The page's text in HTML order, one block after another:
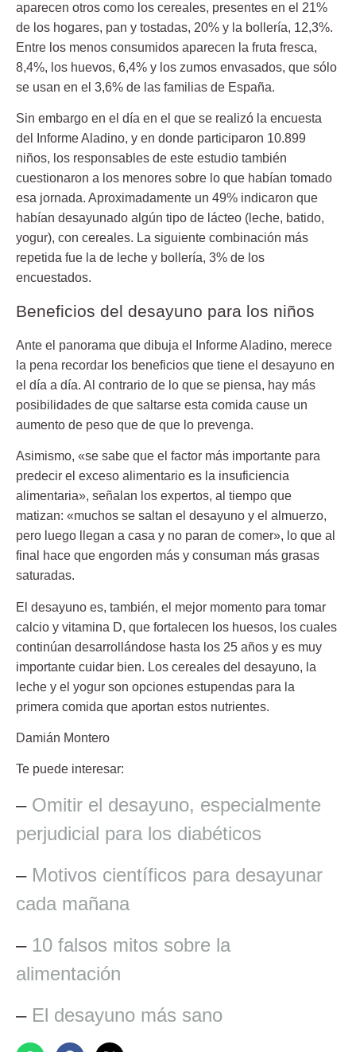
aparecen otros como los cereales, presentes en el 21%
de los hogares, pan y tostadas, 20% y la bollería, 12,3%.
Entre los menos consumidos aparecen la fruta fresca,
8,4%, los huevos, 6,4% y los zumos envasados, que sólo
se usan en el 3,6% de las familias de España.
Sin embargo en el día en el que se realizó la encuesta
del Informe Aladino, y en donde participaron 10.899
niños, los responsables de este estudio también
cuestionaron a los menores sobre lo que habían tomado
esa jornada. Aproximadamente un 49% indicaron que
habían desayunado algún tipo de lácteo (leche, batido,
yogur), con cereales. La siguiente combinación más
repetida fue la de leche y bollería, 3% de los
encuestados.
Beneficios del desayuno para los niños
Ante el panorama que dibuja el Informe Aladino, merece
la pena recordar los beneficios que tiene el desayuno en
el día a día. Al contrario de lo que se piensa, hay más
posibilidades de que saltarse esta comida cause un
aumento de peso que de que lo prevenga.
Asimismo, «se sabe que el factor más importante para
predecir el exceso alimentario es la insuficiencia
alimentaria», señalan los expertos, al tiempo que
matizan: «muchos se saltan el desayuno y el almuerzo,
pero luego llegan a casa y no paran de comer», lo que al
final hace que engorden más y consuman más grasas
saturadas.
El desayuno es, también, el mejor momento para tomar
calcio y vitamina D, que fortalecen los huesos, los cuales
continúan desarrollándose hasta los 25 años y es muy
importante cuidar bien. Los cereales del desayuno, la
leche y el yogur son opciones estupendas para la
primera comida que aportan estos nutrientes.
Damián Montero
Te puede interesar:
– Omitir el desayuno, especialmente
perjudicial para los diabéticos
– Motivos científicos para desayunar
cada mañana
– 10 falsos mitos sobre la
alimentación
– El desayuno más sano